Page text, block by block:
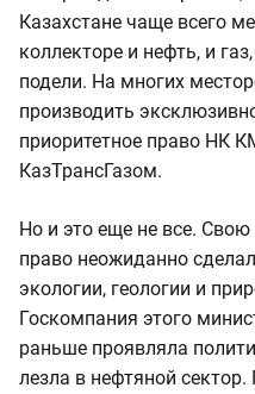
Казахстане чаще всего
коллекторе и нефть, и
подели. На многих
производить
приоритетное право НК
КазТрансГазом.
Но и это еще не все. Свою
право неожиданно
экологии, геологии и
Госкомпания этого
раньше проявляла
лезла в нефтяной